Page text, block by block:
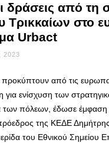
δράσεις από τη
Τρικκαίων στο
Urbact
2023
από τις
για ενίσχυση των
των πόλεων, έδωσε
της ΚΕΔΕ
του Εθνικού Σημείου